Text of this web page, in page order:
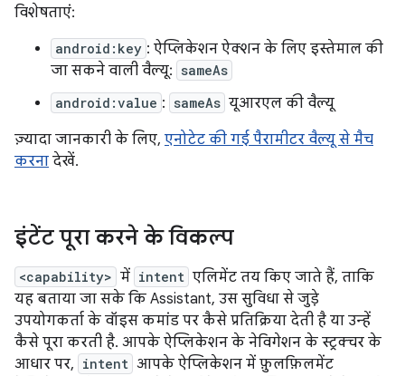
विशेषताएं:
android:key : ऐप्लिकेशन ऐक्शन के लिए इस्तेमाल की
जा सकने वाली वैल्यू: sameAs
android:value : sameAs यूआरएल की वैल्यू
ज़्यादा जानकारी के लिए, एनोटेट की गई पैरामीटर वैल्यू से मैच
करना देखें.
इंटेंट पूरा करने के विकल्प
<capability> में intent एलिमेंट तय किए जाते हैं, ताकि
यह बताया जा सके कि Assistant, उस सुविधा से जुड़े
उपयोगकर्ता के वॉइस कमांड पर कैसे प्रतिक्रिया देती है या उन्हें
कैसे पूरा करती है. आपके ऐप्लिकेशन के नेविगेशन के स्ट्रक्चर के
आधार पर, intent आपके ऐप्लिकेशन में फ़ुलफ़िलमेंट